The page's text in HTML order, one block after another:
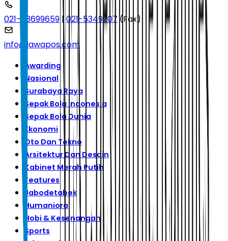
021-53699659 |021-5349207 (Fax)
info@jawapos.com
Awarding
Nasional
Surabaya Raya
Sepak Bola Indonesia
Sepak Bola Dunia
Ekonomi
Oto Dan Tekno
Arsitektur Dan Desain
Kabinet Merah Putih
Features
Jabodetabek
Humaniora
Hobi & Kesenangan
Sports